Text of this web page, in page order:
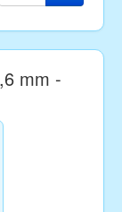
mm -